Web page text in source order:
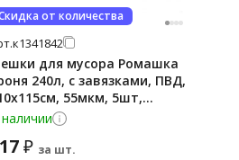
от количества
к1341842
для мусора Ромашка
240л, с завязками, ПВД,
55мкм, 5шт,
цвета, в рулоне
₽ за шт.